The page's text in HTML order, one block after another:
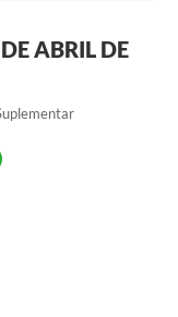
ABRIL DE